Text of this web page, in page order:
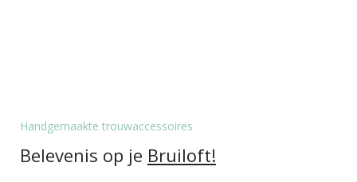
Handgemaakte trouwaccessoires
Belevenis op je Bruiloft!